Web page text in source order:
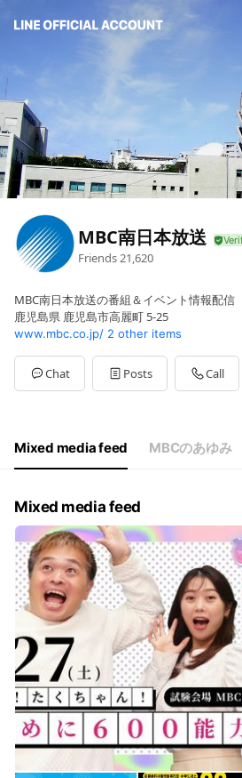
MBC南日本放送
Friends21,620
MBC南日本放送の番組＆イベント情報配信
鹿児島県 鹿児島市高麗町 5-25
www.mbc.co.jp/ 2 other items
Chat Posts Call
Mixed media feed MBCのあゆみ
Mixed media feed